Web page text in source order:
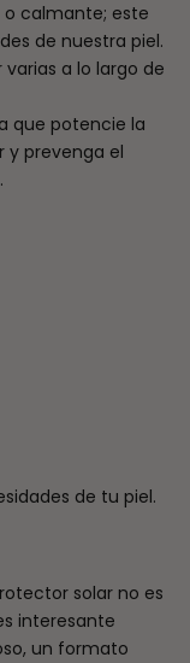
o calmante; este
de nuestra piel.
a lo largo de
que potencie la
y prevenga el
de tu piel.
solar no es
interesante
un formato